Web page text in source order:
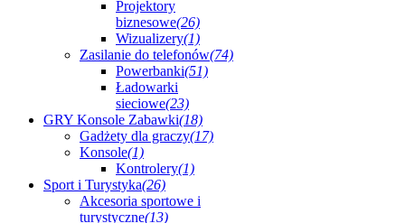
Projektory
biznesowe(26)
Wizualizery(1)
Zasilanie do telefonów(74)
Powerbanki(51)
Ładowarki
sieciowe(23)
GRY Konsole Zabawki(18)
Gadżety dla graczy(17)
Konsole(1)
Kontrolery(1)
Sport i Turystyka(26)
Akcesoria sportowe i
turystyczne(13)